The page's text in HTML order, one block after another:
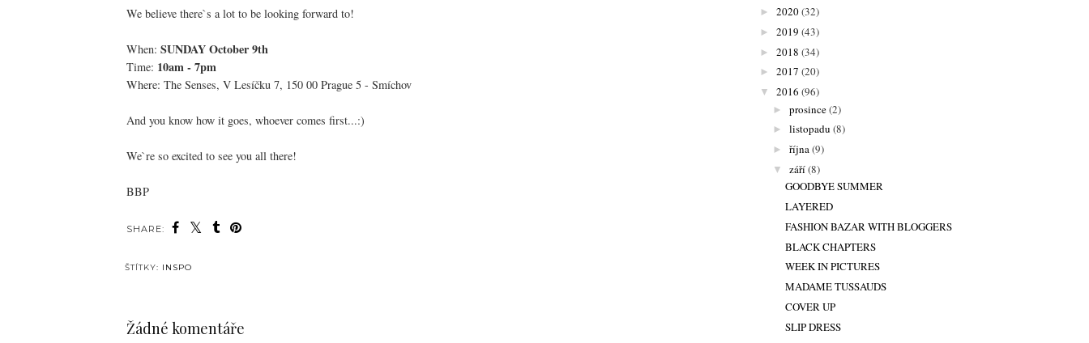
We believe there`s a lot to be looking forward to!
When: SUNDAY October 9th
Time: 10am - 7pm
Where: The Senses, V Lesíčku 7, 150 00 Prague 5 - Smíchov
And you know how it goes, whoever comes first...:)
We`re so excited to see you all there!
BBP
SHARE:
ŠTÍTKY: INSPO
Žádné komentáře
► 2020(32)
► 2019 (43)
► 2018 (34)
► 2017 (20)
▼ 2016 (96)
► prosince(2)
► listopadu (8)
► října(9)
▼ září(8)
GOODBYE SUMMER
LAYERED
FASHION BAZAR WITH BLOGGERS
BLACK CHAPTERS
WEEK IN PICTURES
MADAME TUSSAUDS
COVER UP
SLIP DRESS